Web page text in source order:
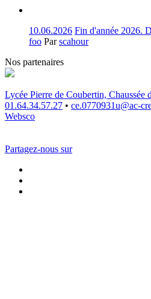
10.06.2026 Fin d'année 2026.
foo Parscahour
Nos partenaires
Lycée Pierre de Coubertin, Chaussée
01.64.34.57.27 • ce.0770931u@ac-
Websco
Partagez-nous sur